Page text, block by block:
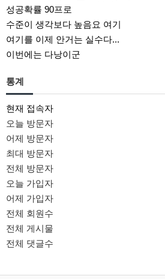
성공확률 90프로
수준이 생각보다 높음요 여기
여기를 이제 안거는 실수다...
이번에는 다낭이군
통계
현재 접속자
오늘 방문자
어제 방문자
최대 방문자
전체 방문자
오늘 가입자
어제 가입자
전체 회원수
전체 게시물
전체 댓글수